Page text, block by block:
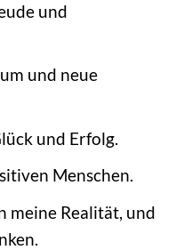
und
und neue
und Erfolg.
Menschen.
meine Realität, und